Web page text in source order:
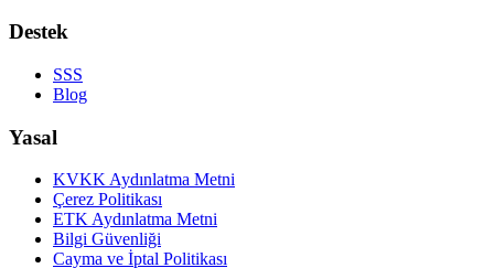
Destek
SSS
Blog
Yasal
KVKK Aydınlatma Metni
Çerez Politikası
ETK Aydınlatma Metni
Bilgi Güvenliği
Cayma ve İptal Politikası